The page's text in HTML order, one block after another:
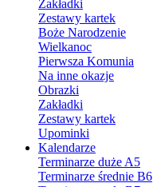
Zakładki
Zestawy kartek
Boże Narodzenie
Wielkanoc
Pierwsza Komunia
Na inne okazje
Obrazki
Zakładki
Zestawy kartek
Upominki
Kalendarze
Terminarze duże A5
Terminarze średnie B6